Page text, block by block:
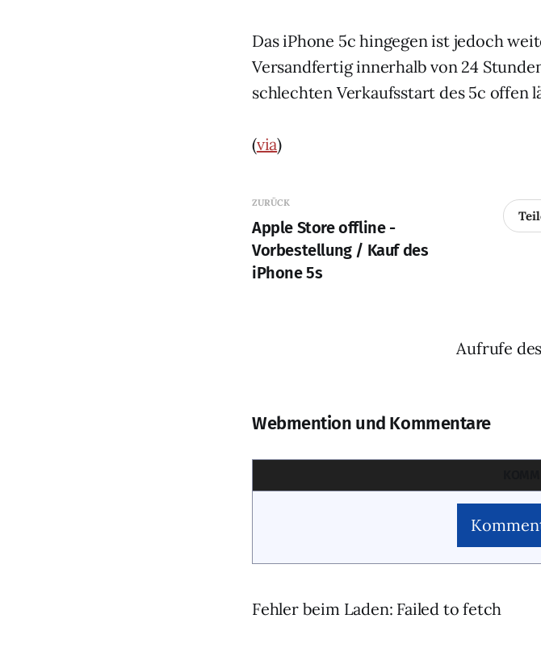
Das iPhone 5c hingegen ist jedoch
Versandfertig innerhalb von 24
schlechten Verkaufsstart des 5c offen
(via)
ZURÜCK
Apple Store offline -
Vorbestellung / Kauf des
iPhone 5s
Aufrufe
Webmention und Kommentare
Fehler beim Laden: Failed to fetch